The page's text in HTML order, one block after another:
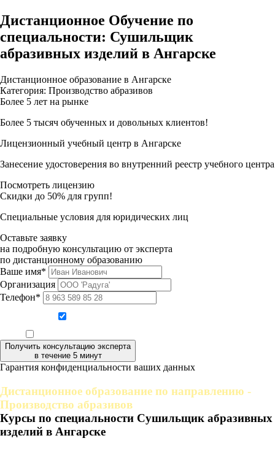
Дистанционное Обучение по
специальности: Сушильщик
абразивных изделий в Ангарске
Дистанционное образование в Ангарске
Категория: Производство абразивов
Более 5 лет на рынке
Более 5 тысяч обученных и довольных клиентов!
Лицензионный учебный центр в Ангарске
Занесение удостоверения во внутренний реестр учебного центра
Посмотреть лицензию
Скидки до 50% для групп!
Специальные условия для юридических лиц
Оставьте заявку
на подробную консультацию от эксперта
по дистанционному образованию
Ваше имя*
Организация
Телефон*
Получить консультацию эксперта
в течение 5 минут
Гарантия конфиденциальности ваших данных
Дистанционное образование по направлению -
Производство абразивов
Курсы по специальности Сушильщик абразивных
изделий в Ангарске